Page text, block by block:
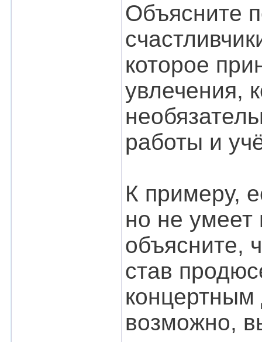
Объясните
которое
увлечения,
работы и
К примеру,
но не умеет
объясните,
став
концертным
возможно,